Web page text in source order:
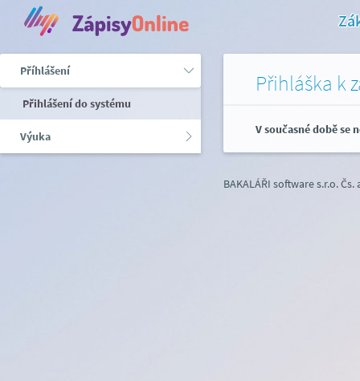
Příhlášení
Přihlášení do systému
Výuka
Přihláška k
V současné době se
BAKALÁŘI software s.r.o.Čs.